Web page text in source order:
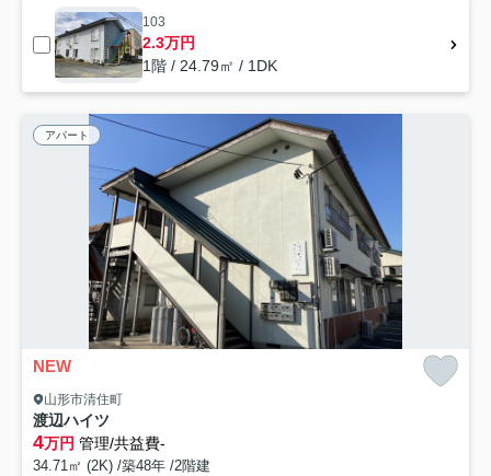
103
2.3万円
1階 / 24.79㎡ / 1DK
アパート
NEW
山形市清住町
渡辺ハイツ
4万円 管理/共益費-
34.71㎡ (2K) /築48年 /2階建